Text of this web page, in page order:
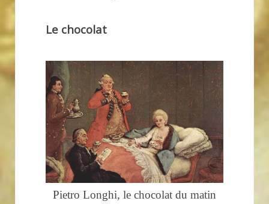
Le chocolat
Pietro Longhi, le chocolat du matin